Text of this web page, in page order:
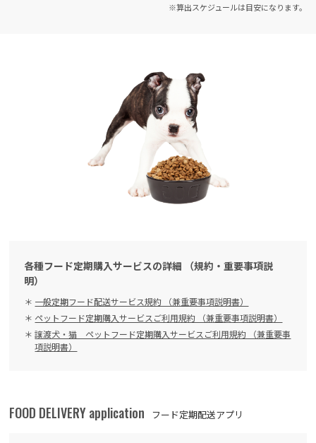
※算出スケジュールは目安になります。
各種フード定期購入サービスの詳細 （規約・重要事項説
明）
一般定期フード配送サービス規約 （兼重要事項説明書）
ペットフード定期購入サービスご利用規約 （兼重要事項説明書）
譲渡犬・猫 ペットフード定期購入サービスご利用規約 （兼重要事
項説明書）
FOOD DELIVERY application フード定期配送アプリ